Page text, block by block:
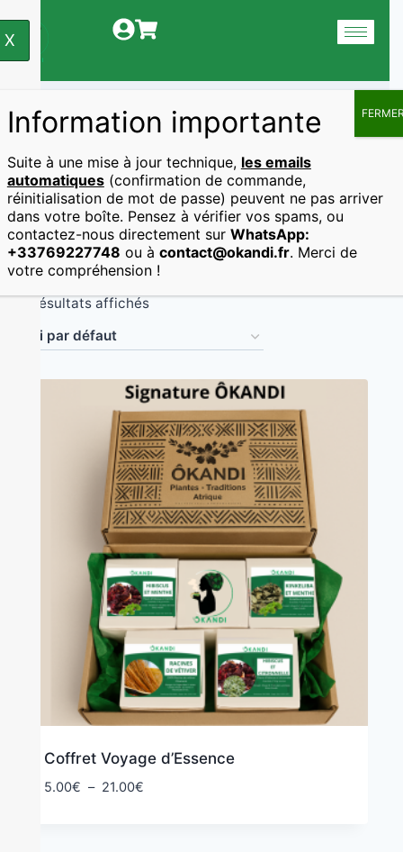
X
Gamme Voyage
d’essence
7 résultats affichés
Coffret Voyage d’Essence
5.00€ – 21.00€
Information importante
Suite à une mise à jour technique, les emails
automatiques(confirmation de commande,
réinitialisation de mot de passe) peuvent ne pas arriver
dans votre boîte. Pensez à vérifier vos spams, ou
contactez-nous directement sur WhatsApp:
+33769227748 ou à contact@okandi.fr. Merci de
votre compréhension !